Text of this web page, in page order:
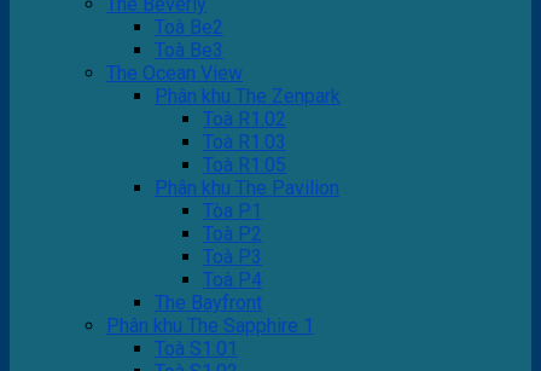
Toà Be2
Toà Be3
The Ocean View
Phân khu The Zenpark
Toà R1.02
Toà R1.03
Toà R1.05
Phân khu The Pavilion
Tòa P1
Toà P2
Toà P3
Toà P4
The Bayfront
Phân khu The Sapphire 1
Toà S1.01